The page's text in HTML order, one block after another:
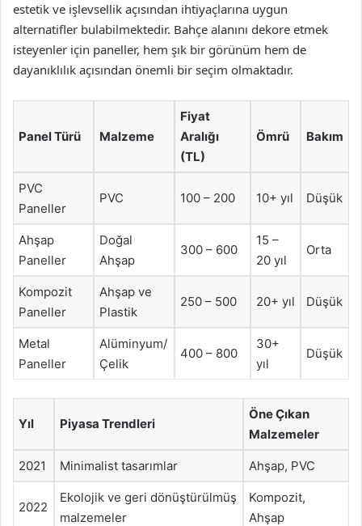
estetik ve işlevsellik açısından ihtiyaçlarına uygun
alternatifler bulabilmektedir. Bahçe alanını dekore etmek
isteyenler için paneller, hem şık bir görünüm hem de
dayanıklılık açısından önemli bir seçim olmaktadır.
Panel Türü Malzeme
Fiyat
Aralığı
(TL)
Ömrü Bakım
PVC
Paneller
PVC 100 – 200 10+ yıl Düşük
Ahşap
Paneller
Doğal
Ahşap
300 – 600
15 –
20 yıl
Orta
Kompozit
Paneller
Ahşap ve
Plastik
250 – 500 20+ yıl Düşük
Metal
Paneller
Alüminyum/
Çelik
400 – 800
30+
yıl
Düşük
Yıl Piyasa Trendleri
Öne Çıkan
Malzemeler
2021 Minimalist tasarımlar Ahşap, PVC
2022
Ekolojik ve geri dönüştürülmüş
malzemeler
Kompozit,
Ahşap